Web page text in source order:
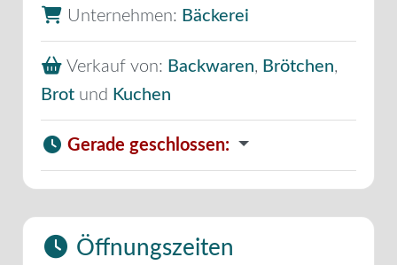
Unternehmen: Bäckerei
Verkauf von: Backwaren, Brötchen,
Brot und Kuchen
Gerade geschlossen:
Öffnungszeiten